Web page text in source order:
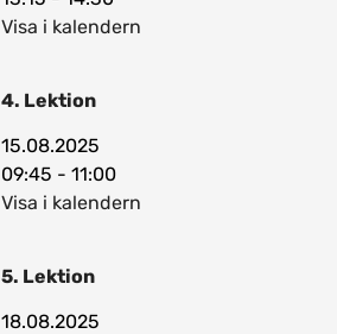
Visa i kalendern
4. Lektion
15.08.2025
09:45 - 11:00
Visa i kalendern
5. Lektion
18.08.2025